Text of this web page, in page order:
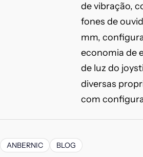
de vibração,
fones de
mm,
economia de
de luz do
diversas
com
ANBERNIC BLOG